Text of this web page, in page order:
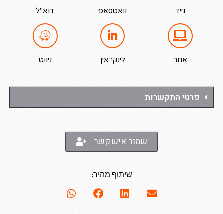
נייד
אתר
וואטסאפ
לינקדאין
דוא"ל
ניווט
פרטי התקשרות
שמור איש קשר
שיתוף מהיר: